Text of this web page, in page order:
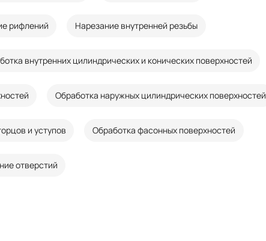
рифлений Нарезание внутренней резьбы
внутренних цилиндрических и конических поверхностей
Обработка наружных цилиндрических поверхностей
и уступов Обработка фасонных поверхностей
отверстий